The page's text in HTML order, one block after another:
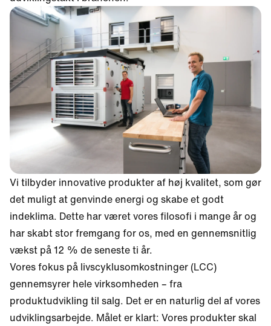
Vi tilbyder innovative produkter af høj kvalitet, som gør
det muligt at genvinde energi og skabe et godt
indeklima. Dette har været vores filosofi i mange år og
har skabt stor fremgang for os, med en gennemsnitlig
vækst på 12 % de seneste ti år.
Vores fokus på livscyklusomkostninger (LCC)
gennemsyrer hele virksomheden – fra
produktudvikling til salg. Det er en naturlig del af vores
udviklingsarbejde. Målet er klart: Vores produkter skal